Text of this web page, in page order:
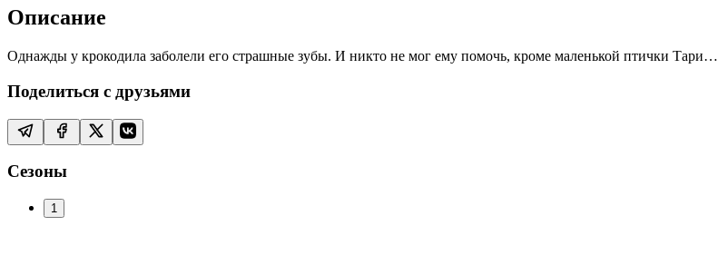
Описание
Однажды у крокодила заболели его страшные зубы. И никто не мог ему помочь, кроме маленькой птички Тари…
Поделиться с друзьями
Сезоны
1